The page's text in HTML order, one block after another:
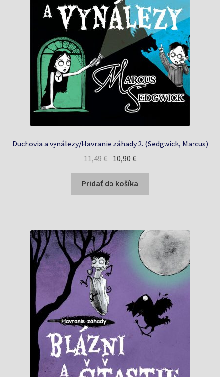
Duchovia a vynálezy/Havranie záhady 2. (Sedgwick, Marcus)
11,49€ Pôvodná
cena
bola:
11,49 €.
10,90€Aktuálna
cena
je:
10,90 €.
Pridať do košíka